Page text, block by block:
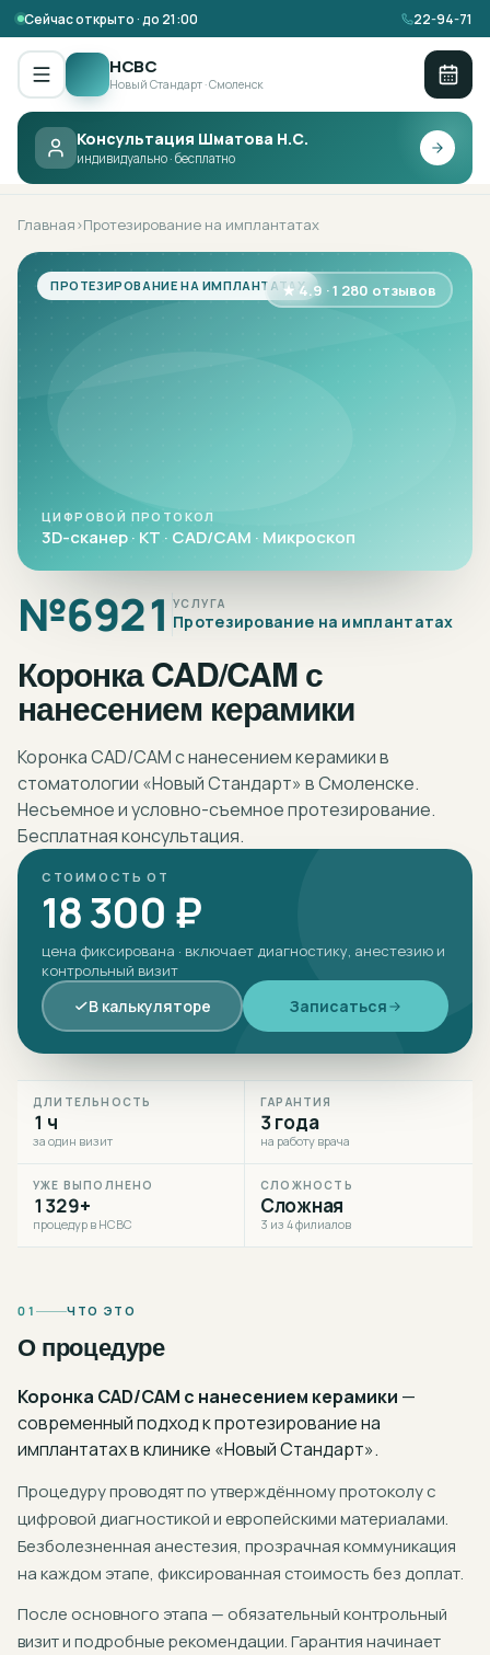
Сейчас открыто · до 21:00 22-94-71
НСВС
Новый Стандарт · Смоленск
Консультация Шматова Н.С.
индивидуально · бесплатно
НСВС ·ПРОТЕЗИРОВАНИЕ НА
ИМПЛАНТАТАХ
Главная›Протезирование на имплантатах
№6921УСЛУГА
Протезирование на имплантатах
Коронка CAD/CAM с
нанесением керамики
Коронка CAD/CAM с нанесением керамики в
стоматологии «Новый Стандарт» в Смоленске.
Несъемное и условно-съемное протезирование.
Бесплатная консультация.
СТОИМОСТЬ ОТ
18 300 ₽
цена фиксирована · включает диагностику, анестезию и
контрольный визит
В калькуляторе Записаться
ПРОТЕЗИРОВАНИЕ НА ИМПЛАНТАТАХ★ 4.9 · 1 280 отзывов
ЦИФРОВОЙ ПРОТОКОЛ
3D-сканер · КТ · CAD/CAM · Микроскоп
ДЛИТЕЛЬНОСТЬ
1 ч
за один визит
ГАРАНТИЯ
3 года
на работу врача
УЖЕ ВЫПОЛНЕНО
1329+
процедур в НСВС
СЛОЖНОСТЬ
Сложная
3 из 4 филиалов
01 ЧТО ЭТО
О процедуре
Коронка CAD/CAM с нанесением керамики —
современный подход кпротезирование на
имплантатахв клинике «Новый Стандарт».
Процедуру проводят по утверждённому протоколу с
цифровой диагностикой и европейскими материалами.
Безболезненная анестезия, прозрачная коммуникация
на каждом этапе, фиксированная стоимость без доплат.
После основного этапа — обязательный контрольный
визит и подробные рекомендации. Гарантия начинает